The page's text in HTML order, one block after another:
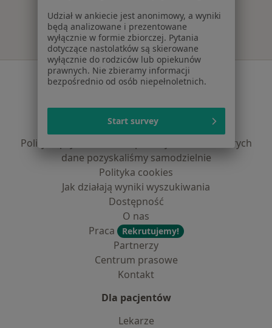
Serwis
Polityka prywatności profesjonalistów
Polityka prywatności dla profesjonalistów, których
dane pozyskaliśmy samodzielnie
Polityka cookies
Jak działają wyniki wyszukiwania
Dostępność
O nas
Praca
Rekrutujemy!
Partnerzy
Centrum prasowe
Kontakt
Dla pacjentów
Lekarze
Udział w ankiecie jest anonimowy, a wyniki
będą analizowane i prezentowane
wyłącznie w formie zbiorczej. Pytania
dotyczące nastolatków są skierowane
wyłącznie do rodziców lub opiekunów
prawnych. Nie zbieramy informacji
bezpośrednio od osób niepełnoletnich.
Start survey